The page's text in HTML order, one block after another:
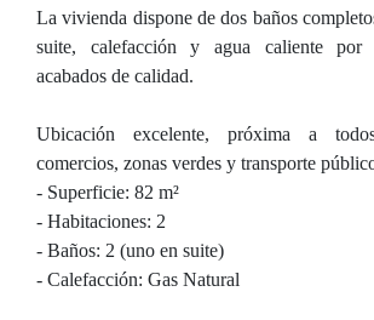
La vivienda dispone de dos baños
suite, calefacción y agua caliente
acabados de calidad.
Ubicación excelente, próxima a
comercios, zonas verdes y transporte
- Superficie: 82 m²
- Habitaciones: 2
- Baños: 2 (uno en suite)
- Calefacción: Gas Natural